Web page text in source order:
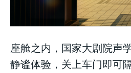
座舱之内，国家大剧院声
静谧体验，关上车门即可